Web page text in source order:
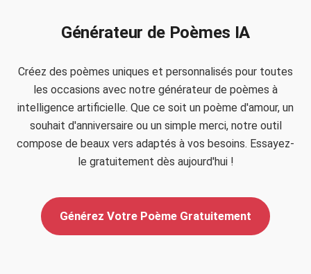
Générateur de Poèmes IA
Créez des poèmes uniques et personnalisés pour toutes
les occasions avec notre générateur de poèmes à
intelligence artificielle. Que ce soit un poème d'amour, un
souhait d'anniversaire ou un simple merci, notre outil
compose de beaux vers adaptés à vos besoins. Essayez-
le gratuitement dès aujourd'hui !
Générez Votre Poème Gratuitement